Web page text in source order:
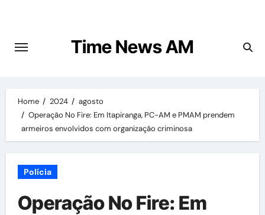
content
Time News AM
Home 2024
agosto
Operação No Fire: Em Itapiranga, PC-AM e PMAM prendem
armeiros envolvidos com organização criminosa
Polícia
Operação No Fire: Em